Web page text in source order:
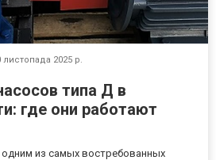
листопада 2025 р.
типа Д в
где они работают
из самых востребованных